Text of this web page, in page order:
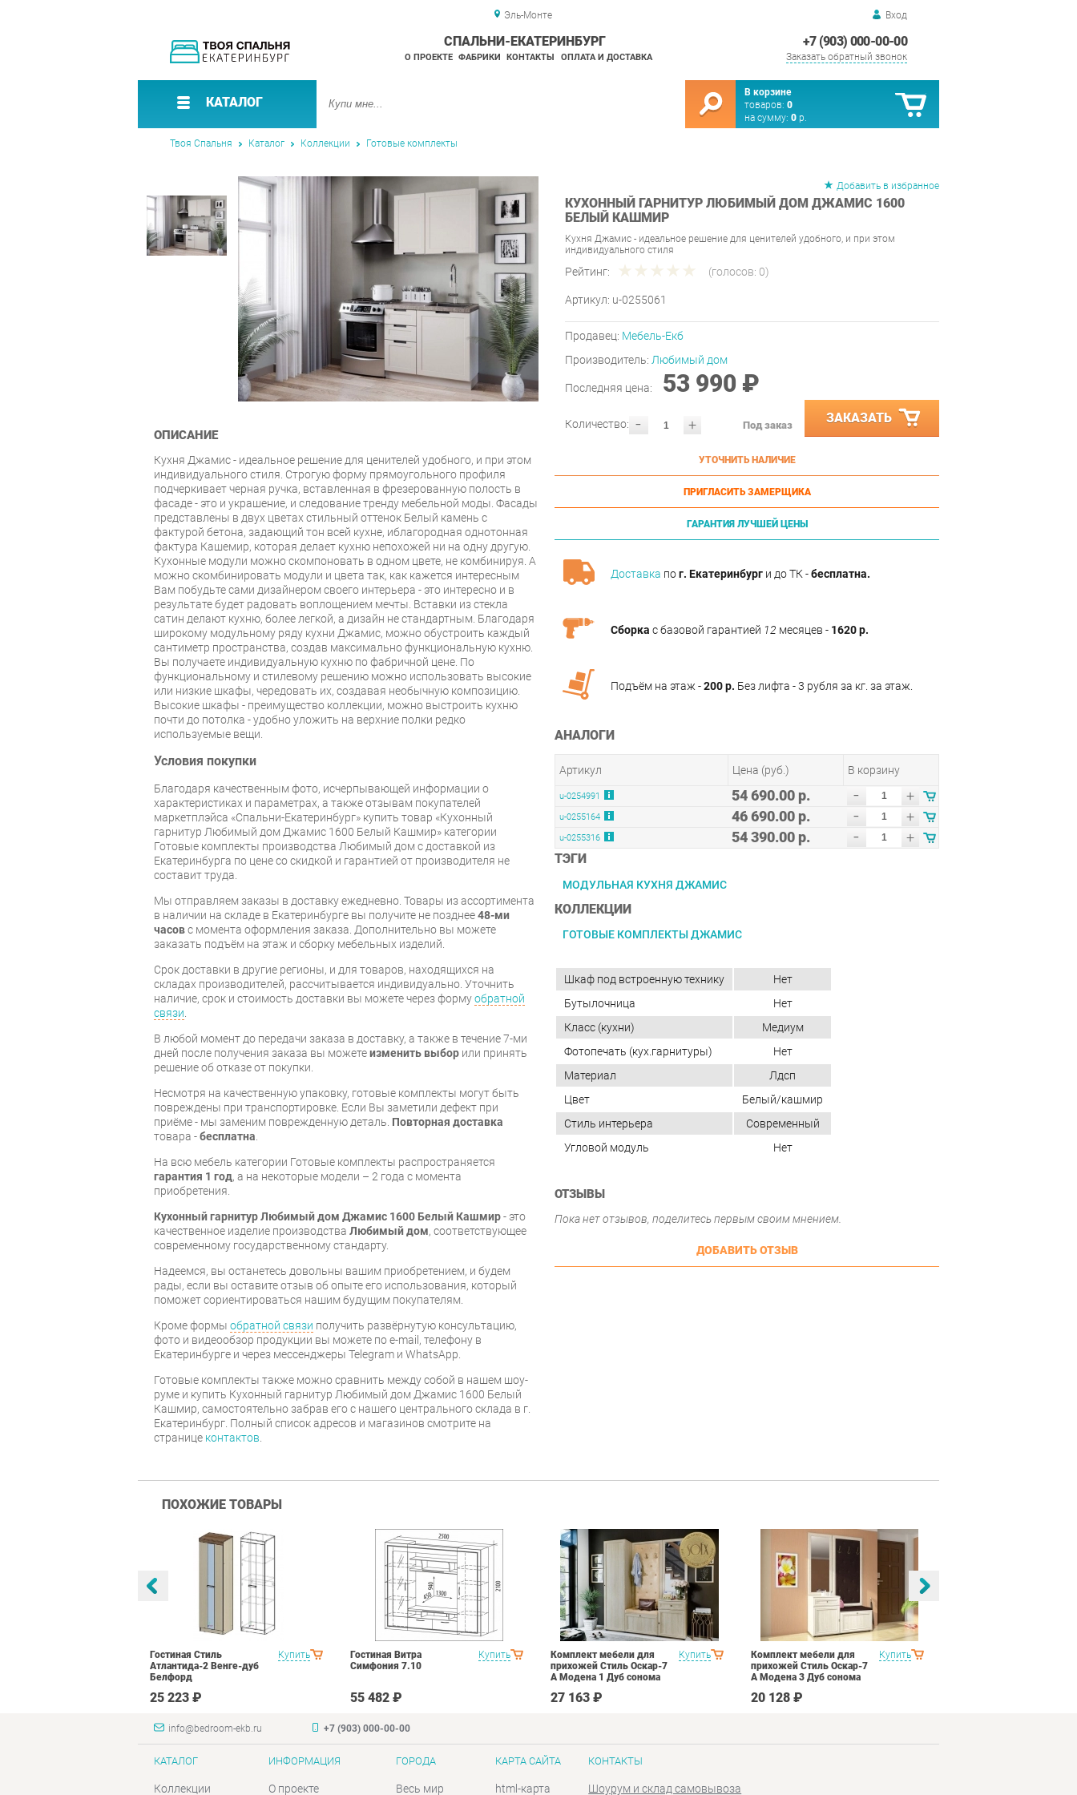
Эль-Монте Вход
+7 (903) 000-00-00
Заказать обратный звонок
СПАЛЬНИ-ЕКАТЕРИНБУРГ
О ПРОЕКТЕ ФАБРИКИ КОНТАКТЫ ОПЛАТА И ДОСТАВКА
КАТАЛОГ
В корзине
товаров: 0
на сумму: 0 р.
Твоя Спальня Каталог Коллекции Готовые комплекты
Добавить в избранное
КУХОННЫЙ ГАРНИТУР ЛЮБИМЫЙ ДОМ ДЖАМИС 1600
БЕЛЫЙ КАШМИР
Кухня Джамис - идеальное решение для ценителей удобного, и при этом
индивидуального стиля
Рейтинг: (голосов: 0)
Артикул: u-0255061
Продавец: Мебель-Екб
Производитель: Любимый дом
Последняя цена: 53 990 ₽
- +
Количество: Под заказ ЗАКАЗАТЬ
УТОЧНИТЬ НАЛИЧИЕ
ПРИГЛАСИТЬ ЗАМЕРЩИКА
ГАРАНТИЯ ЛУЧШЕЙ ЦЕНЫ
Доставка пог. Екатеринбург и до ТК -бесплатна.
Сборка с базовой гарантией 12 месяцев - 1620 р.
Подъём на этаж -200 р. Без лифта - 3 рубля за кг. за этаж.
АНАЛОГИ
Артикул Цена (руб.) В корзину
u-0254991 54 690.00 р. - +
u-0255164 46 690.00 р. - +
u-0255316 54 390.00 р. - +
ТЭГИ
МОДУЛЬНАЯ КУХНЯ ДЖАМИС
КОЛЛЕКЦИИ
ГОТОВЫЕ КОМПЛЕКТЫ ДЖАМИС
ОПИСАНИЕ
Кухня Джамис - идеальное решение для ценителей удобного, и при этом
индивидуального стиля. Строгую форму прямоугольного профиля
подчеркивает черная ручка, вставленная в фрезерованную полость в
фасаде - это и украшение, и следование тренду мебельной моды. Фасады
представлены в двух цветах стильный оттенок Белый камень с
фактурой бетона, задающий тон всей кухне, иблагородная однотонная
фактура Кашемир, которая делает кухню непохожей ни на одну другую.
Кухонные модули можно скомпоновать в одном цвете, не комбинируя. А
можно скомбинировать модули и цвета так, как кажется интересным
Вам побудьте сами дизайнером своего интерьера - это интересно и в
результате будет радовать воплощением мечты. Вставки из стекла
сатин делают кухню, более легкой, а дизайн не стандартным. Благодаря
широкому модульному ряду кухни Джамис, можно обустроить каждый
сантиметр пространства, создав максимально функциональную кухню.
Вы получаете индивидуальную кухню по фабричной цене. По
функциональному и стилевому решению можно использовать высокие
или низкие шкафы, чередовать их, создавая необычную композицию.
Высокие шкафы - преимущество коллекции, можно выстроить кухню
почти до потолка - удобно уложить на верхние полки редко
используемые вещи.
Условия покупки
Благодаря качественным фото, исчерпывающей информации о
характеристиках и параметрах, а также отзывам покупателей
маркетплэйса «Спальни-Екатеринбург» купить товар «Кухонный
гарнитур Любимый дом Джамис 1600 Белый Кашмир» категории
Готовые комплекты производства Любимый дом с доставкой из
Екатеринбурга по цене со скидкой и гарантией от производителя не
составит труда.
Мы отправляем заказы в доставку ежедневно. Товары из ассортимента
в наличии на складе в Екатеринбурге вы получите не позднее48-ми
часовс момента оформления заказа. Дополнительно вы можете
заказать подъём на этаж и сборку мебельных изделий.
Срок доставки в другие регионы, и для товаров, находящихся на
складах производителей, рассчитывается индивидуально. Уточнить
наличие, срок и стоимость доставки вы можете через формуобратной
связи.
В любой момент до передачи заказа в доставку, а также в течение 7-ми
дней после получения заказа вы можетеизменить выбор или принять
решение об отказе от покупки.
Несмотря на качественную упаковку, готовые комплекты могут быть
повреждены при транспортировке. Если Вы заметили дефект при
приёме - мы заменим поврежденную деталь. Повторная доставка
товара -бесплатна.
На всю мебель категории Готовые комплекты распространяется
гарантия 1 год, а на некоторые модели – 2 года с момента
приобретения.
Кухонный гарнитур Любимый дом Джамис 1600 Белый Кашмир- это
качественное изделие производства Любимый дом, соответствующее
современному государственному стандарту.
Надеемся, вы останетесь довольны вашим приобретением, и будем
рады, если вы оставите отзыв об опыте его использования, который
поможет сориентироваться нашим будущим покупателям.
Кроме формы обратной связи получить развёрнутую консультацию,
фото и видеообзор продукции вы можете по e-mail, телефону в
Екатеринбурге и через мессенджеры Telegram и WhatsApp.
Готовые комплекты также можно сравнить между собой в нашем шоу-
руме и купить Кухонный гарнитур Любимый дом Джамис 1600 Белый
Кашмир, самостоятельно забрав его с нашего центрального склада в г.
Екатеринбург. Полный список адресов и магазинов смотрите на
странице контактов.
Шкаф под встроенную технику
Нет
Бутылочница
Нет
Класс (кухни)
Медиум
Фотопечать (кух.гарнитуры)
Нет
Материал
Лдсп
Цвет
Белый/кашмир
Стиль интерьера
Современный
Угловой модуль
Нет
ОТЗЫВЫ
Пока нет отзывов, поделитесь первым своим мнением.
ДОБАВИТЬ ОТЗЫВ
ПОХОЖИЕ ТОВАРЫ
Купить
Гостиная Стиль
Атлантида-2 Венге-дуб
Белфорд
25 223 ₽
Купить
Гостиная Витра
Симфония 7.10
55 482 ₽
Купить
Комплект мебели для
прихожей Стиль Оскар-7
А Модена 1 Дуб сонома
27 163 ₽
Купить
Комплект мебели для
прихожей Стиль Оскар-7
А Модена 3 Дуб сонома
20 128 ₽
info@bedroom-ekb.ru +7 (903) 000-00-00
КАТАЛОГ
Коллекции
ИНФОРМАЦИЯ
О проекте
ГОРОДА
Весь мир
КАРТА САЙТА
html-карта
КОНТАКТЫ
Шоурум и склад самовывоза